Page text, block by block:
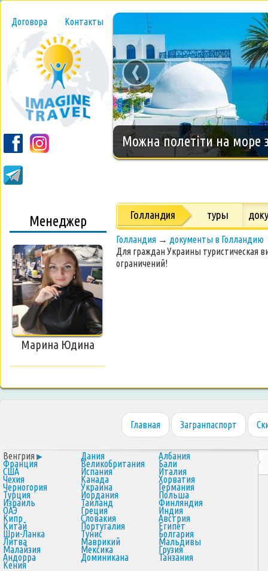
Договора Контакты
Новогодний тур на
‹
Менеджер
Марина Юдина
Голландия туры
Голландия → документы в Голландию
Для граждан Украины туристическая
ограничений!
Главная Загранпаспорт
Венгрия Дания Албания
Франция Великобритания Бали
США Испания Италия
Чехия Канада Хорватия
Черногория Украина Германия
Турция Иордания Польша
Израиль Таиланд Финляндия
ОАЭ Греция Индия
Кипр Словакия Австрия
Китай Португалия Египет
Шри-Ланка Тунис Болгария
Литва Маврикий Мальдивы
Малайзия Мексика Грузия
Андорра Доминикана Танзания
Кения